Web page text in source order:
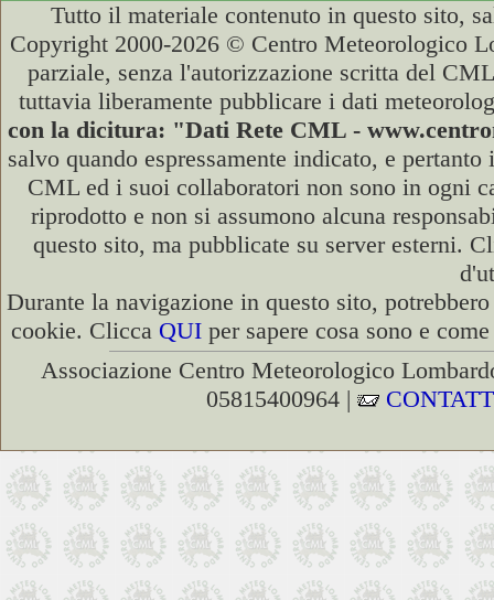
Tutto il materiale contenuto in questo sito,
Copyright 2000-2026 © Centro Meteorologico
parziale, senza l'autorizzazione scritta del
tuttavia liberamente pubblicare i dati
con la dicitura: "Dati Rete CML -
salvo quando espressamente indicato, e
CML ed i suoi collaboratori non sono in ogni
riprodotto e non si assumono alcuna
questo sito, ma pubblicate su server esterni.
Durante la navigazione in questo sito,
cookie. Clicca QUI per sapere cosa sono e
Associazione Centro Meteorologico
05815400964 |